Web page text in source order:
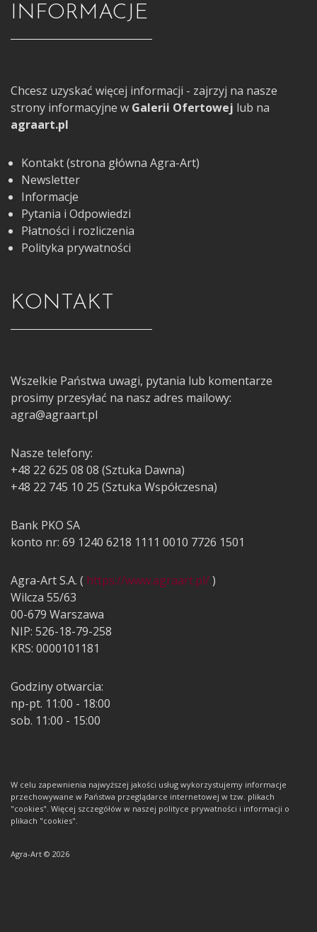
INFORMACJE
Chcesz uzyskać więcej informacji - zajrzyj na nasze
strony informacyjne w Galerii Ofertowej lub na
agraart.pl
Kontakt (strona główna Agra-Art)
Newsletter
Informacje
Pytania i Odpowiedzi
Płatności i rozliczenia
Polityka prywatności
KONTAKT
Wszelkie Państwa uwagi, pytania lub komentarze
prosimy przesyłać na nasz adres mailowy:
agra@agraart.pl
Nasze telefony:
+48 22 625 08 08 (Sztuka Dawna)
+48 22 745 10 25 (Sztuka Współczesna)
Bank PKO SA
konto nr: 69 1240 6218 1111 0010 7726 1501
Agra-Art S.A. ( https://www.agraart.pl/)
Wilcza 55/63
00-679 Warszawa
NIP: 526-18-79-258
KRS: 0000101181
Godziny otwarcia:
np-pt. 11:00 - 18:00
sob. 11:00 - 15:00
W celu zapewnienia najwyższej jakości usług wykorzystujemy informacje
przechowywane w Państwa przeglądarce internetowej w tzw. plikach
"cookies". Więcej szczegółów w naszej polityce prywatności i informacji o
plikach "cookies".
Agra-Art © 2026